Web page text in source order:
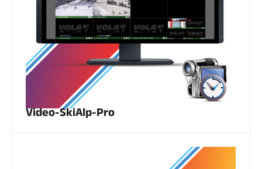
SKI TOUT TERRAIN
Video-SkiAlp-Pro